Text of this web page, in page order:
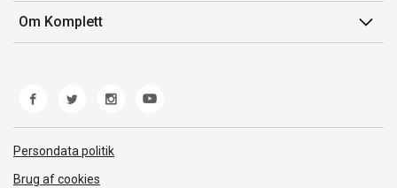
Fortrydelsesret
Kontakt os
Kundeservice
Fejl/Mangler
Fragt og levering
Om Komplett
Persondata politik
Brug af cookies